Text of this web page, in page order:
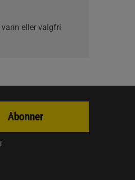
eller valgfri
Abonner